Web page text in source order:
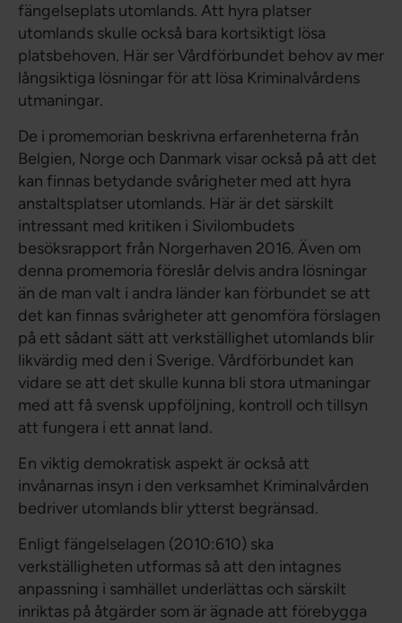
fängelseplats utomlands. Att hyra platser
utomlands skulle också bara kortsiktigt lösa
platsbehoven. Här ser Vårdförbundet behov av mer
långsiktiga lösningar för att lösa Kriminalvårdens
utmaningar.
De i promemorian beskrivna erfarenheterna från
Belgien, Norge och Danmark visar också på att det
kan finnas betydande svårigheter med att hyra
anstaltsplatser utomlands. Här är det särskilt
intressant med kritiken i Sivilombudets
besöksrapport från Norgerhaven 2016. Även om
denna promemoria föreslår delvis andra lösningar
än de man valt i andra länder kan förbundet se att
det kan finnas svårigheter att genomföra förslagen
på ett sådant sätt att verkställighet utomlands blir
likvärdig med den i Sverige. Vårdförbundet kan
vidare se att det skulle kunna bli stora utmaningar
med att få svensk uppföljning, kontroll och tillsyn
att fungera i ett annat land.
En viktig demokratisk aspekt är också att
invånarnas insyn i den verksamhet Kriminalvården
bedriver utomlands blir ytterst begränsad.
Enligt fängelselagen (2010:610) ska
verkställigheten utformas så att den intagnes
anpassning i samhället underlättas och särskilt
inriktas på åtgärder som är ägnade att förebygga